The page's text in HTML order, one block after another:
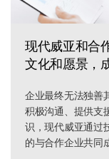
现代威亚和合
文化和愿景，
企业最终无法独善
积极沟通、提供支
识，现代威亚通过
的与合作企业共同